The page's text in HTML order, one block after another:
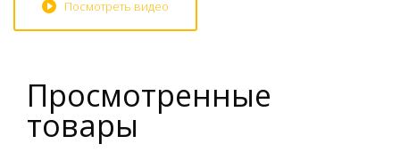
Посмотреть видео
Просмотренные
товары